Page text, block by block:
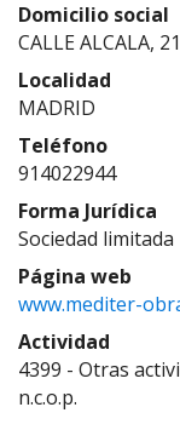
Domicilio social
CALLE ALCALA,
Localidad
MADRID
Teléfono
914022944
Forma Jurídica
Sociedad limitada
Página web
www.mediter-
Actividad
4399 - Otras
n.c.o.p.